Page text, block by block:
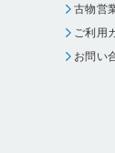
古物営
ご利用
お問い